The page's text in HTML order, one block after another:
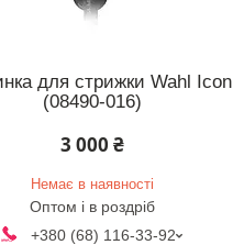
для стрижки Wahl Icon
(08490-016)
3 000 ₴
Немає в наявності
Оптом і в роздріб
+380 (68) 116-33-92